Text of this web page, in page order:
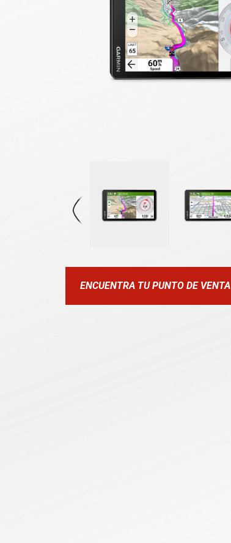
ENCUENTRA TU PUNTO DE VENTA